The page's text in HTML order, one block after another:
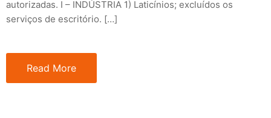
autorizadas. I – INDÚSTRIA 1) Laticínios; excluídos os
serviços de escritório. […]
Read More